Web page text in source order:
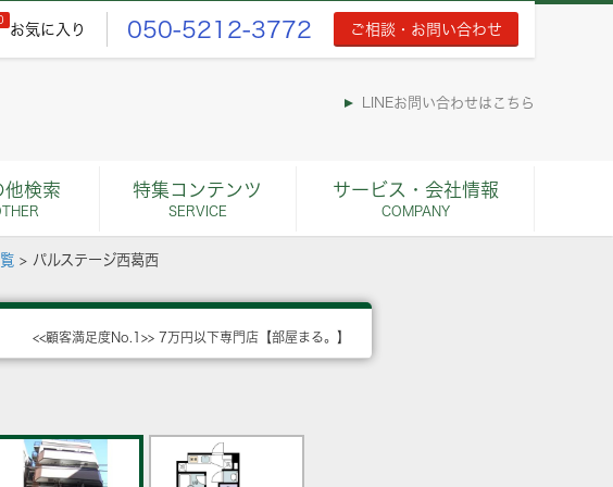
お気に入り 050-5212-3772 ご相談・お問い合わせ
LINEお問い合わせはこちら
他検索 特集コンテンツ
SERVICE
サービス・会社情報
COMPANY
> パルステージ西葛西
<<顧客満足度No.1>> 7万円以下専門店【部屋まる。】